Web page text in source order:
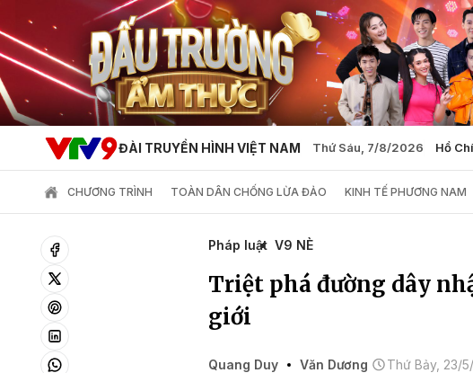
ĐÀI TRUYỀN HÌNH VIỆT NAM Thứ Sáu, 7/8/2026 Hồ
CHƯƠNG TRÌNH TOÀN DÂN CHỐNG LỪA ĐẢO KINH TẾ PHƯƠNG NAM
Pháp luật V9 NÈ
Triệt phá đường dây
giới
Quang Duy Văn Dương Thứ Bảy, 23/